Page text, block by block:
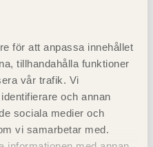
för att anpassa innehållet
tillhandahålla funktioner
vår trafik. Vi
och annan
sociala medier och
vi samarbetar med.
tunna skikt med
bara öka
NTR AB-
därför vara klokt att lägga
för den impregnerade
För exempelvis
(måttlig andel) kärnved
att ett